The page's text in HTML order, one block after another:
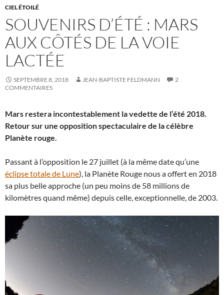
CIEL ÉTOILÉ
SOUVENIRS D’ÉTÉ : MARS
AUX CÔTÉS DE LA VOIE
LACTÉE
SEPTEMBRE 8, 2018 JEAN-BAPTISTE FELDMANN
2
COMMENTAIRES
Mars restera incontestablement la vedette de l’été 2018.
Retour sur une opposition spectaculaire de la célèbre
Planète rouge.
Passant à l’opposition le 27 juillet (à la même date qu’une
éclipse totale de Lune), la Planète Rouge nous a offert en 2018
sa plus belle approche (un peu moins de 58 millions de
kilomètres quand même) depuis celle, exceptionnelle, de 2003.